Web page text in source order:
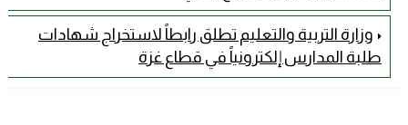
وزارة التربية والتعليم تطلق رابطاً لاستخراج شهادات
طلبة المدارس إلكترونياً في قطاع غزة